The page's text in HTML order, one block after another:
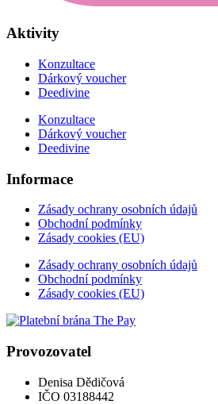
Aktivity
Konzultace
Dárkový voucher
Deedivine
Konzultace
Dárkový voucher
Deedivine
Informace
Zásady ochrany osobních údajů
Obchodní podmínky
Zásady cookies (EU)
Zásady ochrany osobních údajů
Obchodní podmínky
Zásady cookies (EU)
Provozovatel
Denisa Dědičová
IČO 03188442